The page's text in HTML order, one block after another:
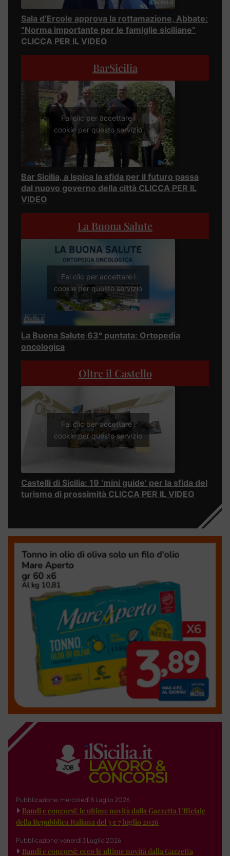
Sala d’Ercole approva la rottamazione, Abbate:
“Norma importante per le famiglie siciliane”
CLICCA PER IL VIDEO
BarSicilia
Fai clic per accettare i
cookie per questo servizio
Bar Sicilia, a Ispica la sfida per il futuro passa
dal nuovo governo della città CLICCA PER IL
VIDEO
La Buona Salute
Fai clic per accettare i
cookie per questo servizio
La Buona Salute 63° puntata: Ortopedia
oncologica
Oltre il Castello
Fai clic per accettare i
cookie per questo servizio
Castelli di Sicilia: 19 ‘mini guide’ per la sfida del
turismo di prossimità CLICCA PER IL VIDEO
Pubblicazione: mercoledì 8 Luglio 2026
Bandi e concorsi: le ultime novità dalla Gazzetta Ufficiale
della Repubblica Italiana del 3 e 7 luglio 2026
Pubblicazione: venerdì 3 Luglio 2026
Bandi e concorsi: ecco le ultime novità dalla Gazzetta